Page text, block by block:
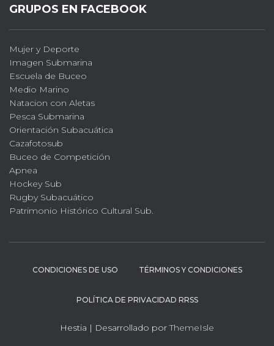
GRUPOS EN FACEBOOK
Mujer y Deporte
Imagen Submarina
Escuela de Buceo
Medio Marino
Natacion con Aletas
Pesca Submarina
Orientación Subacuática
Cazafotosub
Buceo de Competición
Apnea
Hockey Sub
Rugby Subacuático
Patrimonio Histórico Cultural Sub.
CONDICIONES DE USO TÉRMINOS Y CONDICIONES
POLÍTICA DE PRIVACIDAD RRSS
Hestia | Desarrollado porThemeIsle